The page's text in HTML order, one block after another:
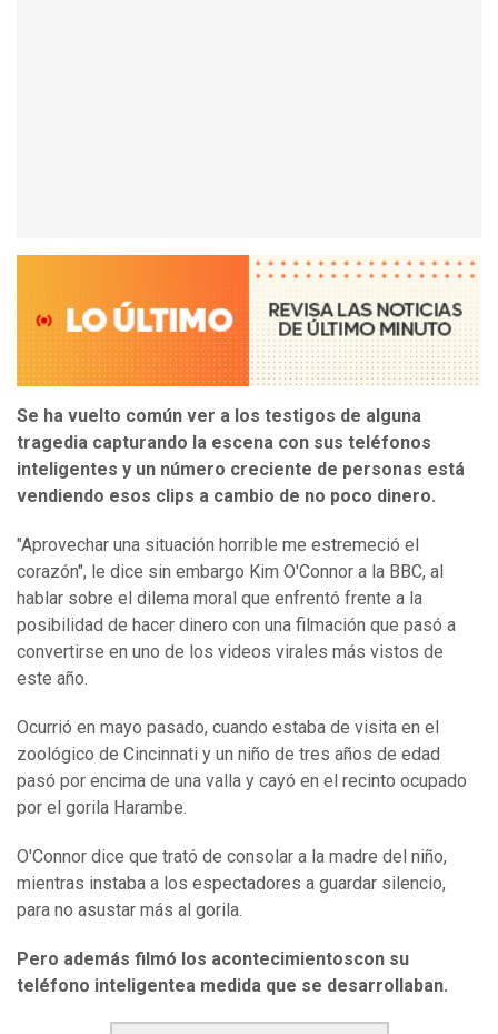
Se ha vuelto común ver a los testigos de alguna
tragedia capturando la escena con sus teléfonos
inteligentes y un número creciente de personas está
vendiendo esos clips a cambio de no poco dinero.
"Aprovechar una situación horrible me estremeció el
corazón", le dice sin embargo Kim O'Connor a la BBC, al
hablar sobre el dilema moral que enfrentó frente a la
posibilidad de hacer dinero con una filmación que pasó a
convertirse en uno de los videos virales más vistos de
este año.
Ocurrió en mayo pasado, cuando estaba de visita en el
zoológico de Cincinnati y un niño de tres años de edad
pasó por encima de una valla y cayó en el recinto ocupado
por el gorila Harambe.
O'Connor dice que trató de consolar a la madre del niño,
mientras instaba a los espectadores a guardar silencio,
para no asustar más al gorila.
Pero además filmó los acontecimientoscon su
teléfono inteligentea medida que se desarrollaban.